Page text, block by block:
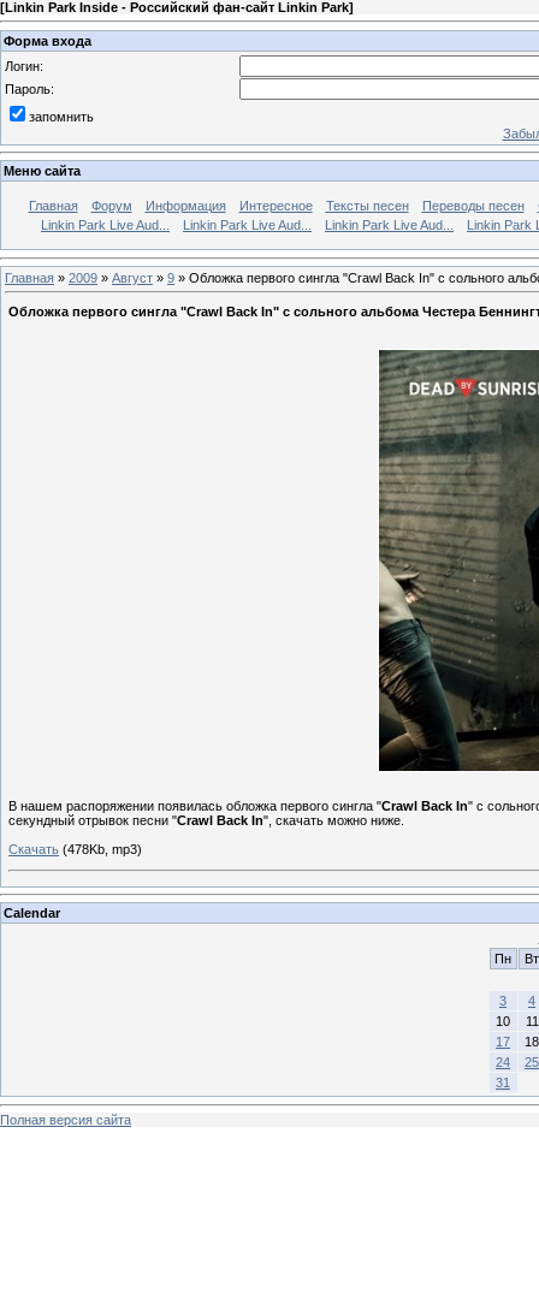
[Linkin Park Inside - Российский фан-сайт Linkin Park]
Форма входа
Логин:
Пароль:
запомнить
Меню сайта
Главная Форум Информация Интересное Тексты песен Переводы песен
Linkin Park Live Aud...
Linkin Park Live Aud... Linkin Park Live Aud... Linkin Park
Главная » 2009 » Август » 9 » Обложка первого сингла "Crawl Back In" с сольного
Обложка первого сингла "Crawl Back In" с сольного альбома Честера
В нашем распоряжении появилась обложка первого сингла "Crawl Back In" с
секундный отрывок песни "Crawl Back In", скачать можно ниже.
Скачать (478Kb, mp3)
Calendar
Пн
Вт
3
4
10
11
17
18
24
25
31
Полная версия сайта